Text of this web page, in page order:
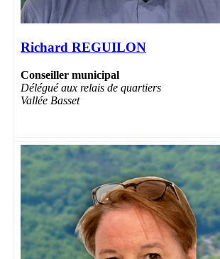
Richard REGUILON
Conseiller municipal
Délégué aux relais de quartiers
Vallée Basset